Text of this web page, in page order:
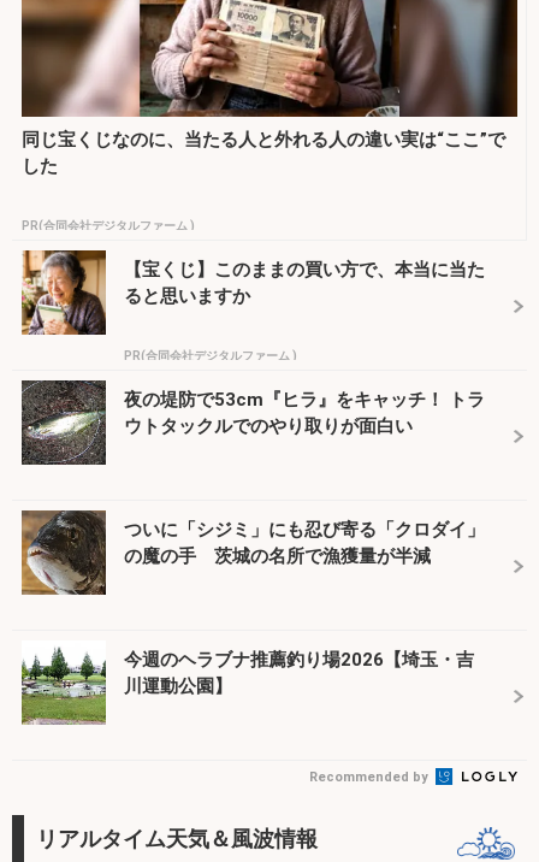
同じ宝くじなのに、当たる人と外れる人の違い実は“ここ”で
した
PR(合同会社デジタルファーム )
【宝くじ】このままの買い方で、本当に当た
ると思いますか
PR(合同会社デジタルファーム )
夜の堤防で53cm『ヒラ』をキャッチ！ トラ
ウトタックルでのやり取りが面白い
ついに「シジミ」にも忍び寄る「クロダイ」
の魔の手 茨城の名所で漁獲量が半減
今週のヘラブナ推薦釣り場2026【埼玉・吉
川運動公園】
Recommended by
リアルタイム天気＆風波情報